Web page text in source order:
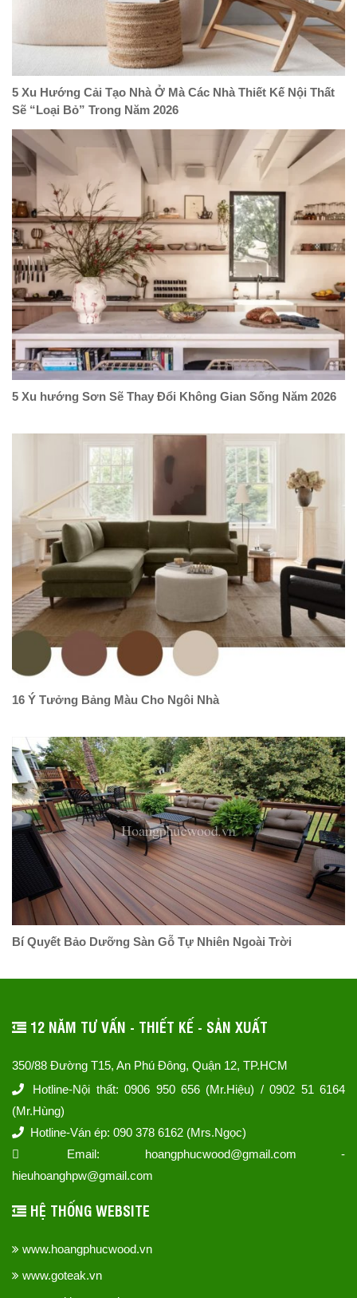
5 Xu Hướng Cải Tạo Nhà Ở Mà Các Nhà Thiết Kế Nội Thất
Sẽ “Loại Bỏ” Trong Năm 2026
5 Xu hướng Sơn Sẽ Thay Đổi Không Gian Sống Năm 2026
16 Ý Tưởng Bảng Màu Cho Ngôi Nhà
Bí Quyết Bảo Dưỡng Sàn Gỗ Tự Nhiên Ngoài Trời
12 NĂM TƯ VẤN - THIẾT KẾ - SẢN XUẤT
350/88 Đường T15, An Phú Đông, Quận 12, TP.HCM
Hotline-Nội thất: 0906 950 656 (Mr.Hiệu) / 0902 51 6164
(Mr.Hùng)
Hotline-Ván ép: 090 378 6162 (Mrs.Ngọc)
Email: hoangphucwood@gmail.com -
hieuhoanghpw@gmail.com
HỆ THỐNG WEBSITE
www.hoangphucwood.vn
www.goteak.vn